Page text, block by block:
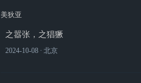
美狄亚
之嚣张，之猖獗
2024-10-08 ∙ 北京